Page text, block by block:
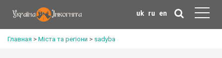
uk ru en
Главная > Міста та регіони > sadyba